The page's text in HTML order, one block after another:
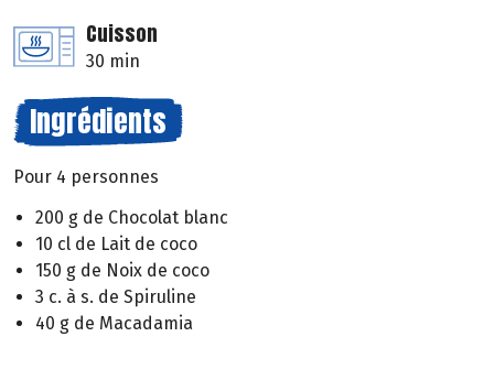
Cuisson
30 min
Ingrédients
Pour 4 personnes
200 g de Chocolat blanc
10 cl de Lait de coco
150 g de Noix de coco
3 c. à s. de Spiruline
40 g de Macadamia